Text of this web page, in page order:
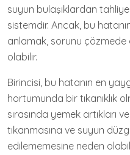
suyun bulaşıklardan
sistemdir. Ancak, bu
anlamak, sorunu çözmede
olabilir.
Birincisi, bu hatanın en
hortumunda bir tıkanıklık
sırasında yemek artıkları
tıkanmasına ve suyun
edilememesine neden